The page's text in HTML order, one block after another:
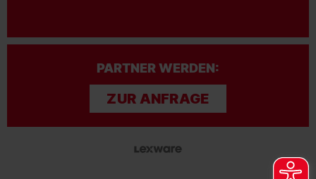
PARTNER WERDEN:
ZUR ANFRAGE